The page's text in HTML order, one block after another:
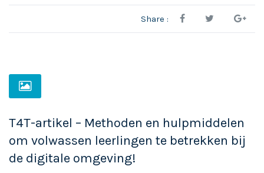
Share :
T4T-artikel – Methoden en hulpmiddelen
om volwassen leerlingen te betrekken bij
de digitale omgeving!